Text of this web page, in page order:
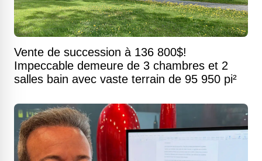
Vente de succession à 136 800$!
Impeccable demeure de 3 chambres et 2
salles bain avec vaste terrain de 95 950 pi²